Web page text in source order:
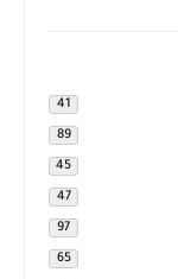
41
89
45
47
97
65